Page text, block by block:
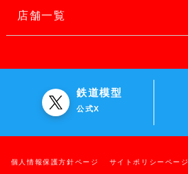
店舗一覧
鉄道模型
公式X
個人情報保護方針ページ サイトポリシーページ